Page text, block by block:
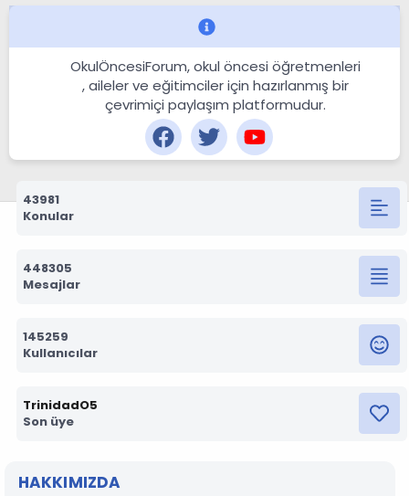
OkulÖncesiForum, okul öncesi öğretmenleri
, aileler ve eğitimciler için hazırlanmış bir
çevrimiçi paylaşım platformudur.
43981
Konular
448305
Mesajlar
145259
Kullanıcılar
TrinidadO5
Son üye
HAKKIMIZDA